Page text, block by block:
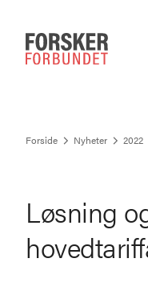
Forside Nyheter 2022
Løsning